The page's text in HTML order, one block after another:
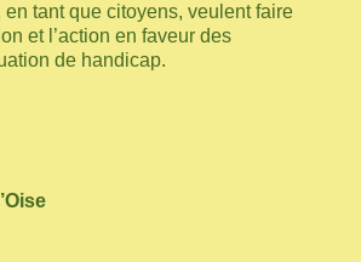
tant que citoyens, veulent faire
et l’action en faveur des
de handicap.